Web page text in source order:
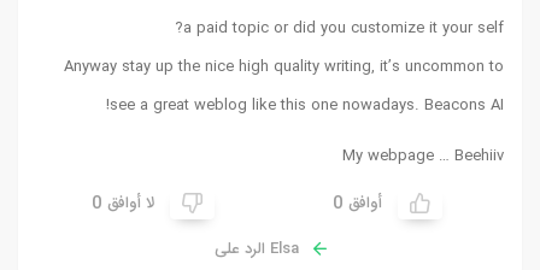
a paid topic or did you customize it your self?
Anyway stay up the nice high quality writing, it’s uncommon to
see a great weblog like this one nowadays. Beacons AI
!
My webpage … Beehiiv
أوافق 0 لا أوافق 0
Elsa الرد على